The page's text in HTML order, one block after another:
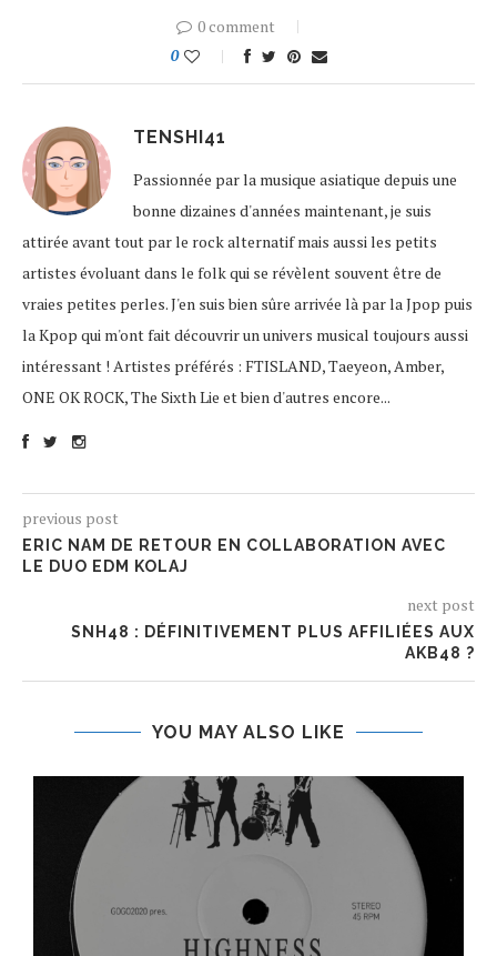
0 comment
0
TENSHI41
Passionnée par la musique asiatique depuis une
bonne dizaines d'années maintenant, je suis
attirée avant tout par le rock alternatif mais aussi les petits
artistes évoluant dans le folk qui se révèlent souvent être de
vraies petites perles. J'en suis bien sûre arrivée là par la Jpop puis
la Kpop qui m'ont fait découvrir un univers musical toujours aussi
intéressant ! Artistes préférés : FTISLAND, Taeyeon, Amber,
ONE OK ROCK, The Sixth Lie et bien d'autres encore...
previous post
ERIC NAM DE RETOUR EN COLLABORATION AVEC
LE DUO EDM KOLAJ
next post
SNH48 : DÉFINITIVEMENT PLUS AFFILIÉES AUX
AKB48 ?
YOU MAY ALSO LIKE